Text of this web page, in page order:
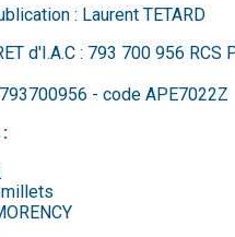
: Laurent TETARD
d'I.A.C : 793 700 956 RCS
- code APE7022Z